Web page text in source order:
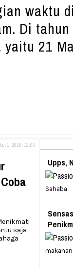
waktu
Di
21
1, 2016, 12:00
saja
Upps,
Sahaba